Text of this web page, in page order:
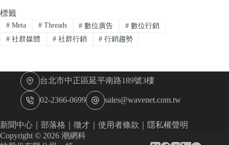
標籤
#Meta #Threads # 數位廣告 # 數位行銷
#社群媒體 #社群行銷 # 行銷趨勢
台北市中正區延平南路189號3樓
02-2366-0699 sales@wavenet.com.tw
新聞中心 部落格 徵才 使用者條款
隱私權聲明
Copyright © 2026 潮網科